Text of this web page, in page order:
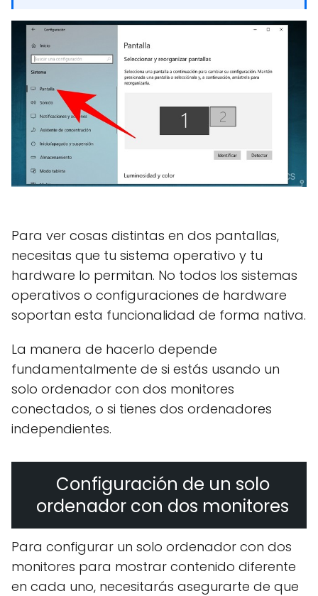
Para ver cosas distintas en dos pantallas,
necesitas que tu sistema operativo y tu
hardware lo permitan. No todos los sistemas
operativos o configuraciones de hardware
soportan esta funcionalidad de forma nativa.
La manera de hacerlo depende
fundamentalmente de si estás usando un
solo ordenador con dos monitores
conectados, o si tienes dos ordenadores
independientes.
Configuración de un solo
ordenador con dos monitores
Para configurar un solo ordenador con dos
monitores para mostrar contenido diferente
en cada uno, necesitarás asegurarte de que